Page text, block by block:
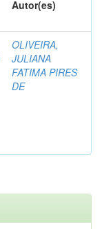
Autor(es)
OLIVEIRA,
JULIANA
FATIMA PIRES
DE